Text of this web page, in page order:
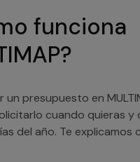
funciona
un presupuesto en
cuando quieras
del año. Te explicamos